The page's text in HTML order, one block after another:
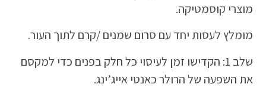
מוצרי קוסמטיקה.
מומלץ לעסות יחד עם סרום שמנים /קרם לתוך העור.
שלב 1: הקדישו זמן לעיסוי כל חלק בפנים כדי למקסם
את השפעה של הרולר כאנטי אייג’ינג.